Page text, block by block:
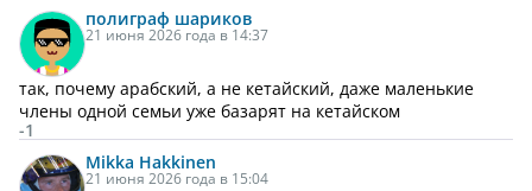
полиграф шариков
21 июня 2026 года в 14:37
так, почему арабский, а не кетайский, даже маленькие
члены одной семьи уже базарят на кетайском
-1
Mikka Hakkinen
21 июня 2026 года в 15:04